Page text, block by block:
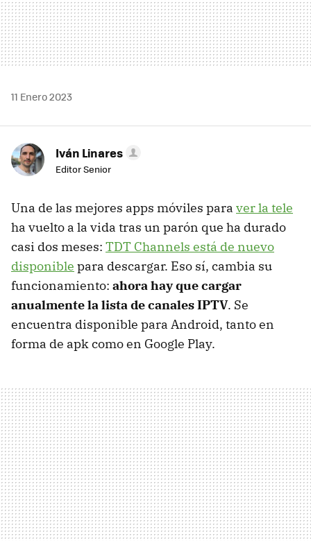
11 Enero 2023
Iván Linares
Editor Senior
Una de las mejores apps móviles para ver la tele
ha vuelto a la vida tras un parón que ha durado
casi dos meses: TDT Channels está de nuevo
disponible para descargar. Eso sí, cambia su
funcionamiento: ahora hay que cargar
anualmente la lista de canales IPTV. Se
encuentra disponible para Android, tanto en
forma de apk como en Google Play.